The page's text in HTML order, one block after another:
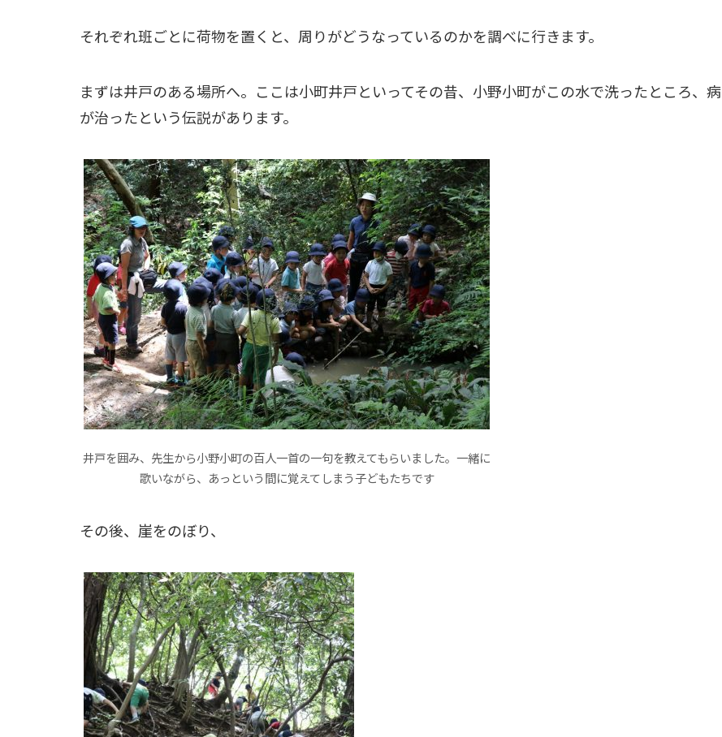
それぞれ班ごとに荷物を置くと、周りがどうなっているのかを調べに行きます。
まずは井戸のある場所へ。ここは小町井戸といってその昔、小野小町がこの水で洗ったところ、病
が治ったという伝説があります。
井戸を囲み、先生から小野小町の百人一首の一句を教えてもらいました。一緒に
歌いながら、あっという間に覚えてしまう子どもたちです
その後、崖をのぼり、